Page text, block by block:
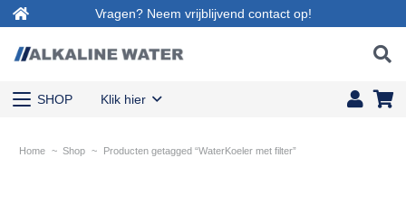
Vragen? Neem vrijblijvend contact op!
SHOP Klik hier
Home ~ Shop ~ Producten getagged “WaterKoeler met filter”